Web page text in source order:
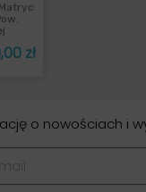
zł
o nowościach i